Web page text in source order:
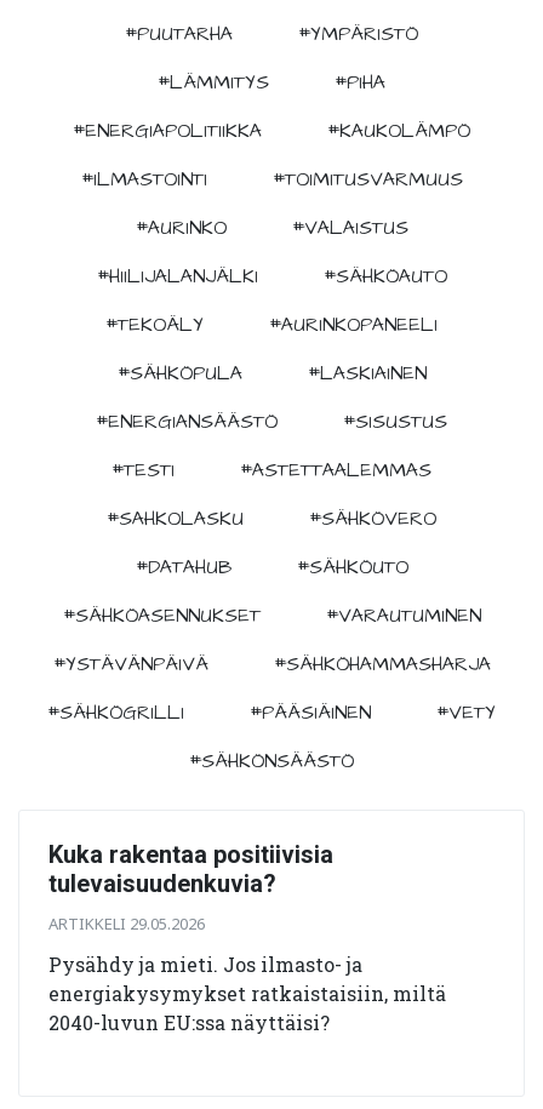
#PUUTARHA
#YMPÄRISTÖ
#LÄMMITYS
#PIHA
#ENERGIAPOLITIIKKA
#KAUKOLÄMPÖ
#ILMASTOINTI
#TOIMITUSVARMUUS
#AURINKO
#VALAISTUS
#HIILIJALANJÄLKI
#SÄHKÖAUTO
#TEKOÄLY
#AURINKOPANEELI
#SÄHKÖPULA
#LASKIAINEN
#ENERGIANSÄÄSTÖ
#SISUSTUS
#TESTI
#ASTETTAALEMMAS
#SAHKOLASKU
#SÄHKÖVERO
#DATAHUB
#SÄHKÖUTO
#SÄHKÖASENNUKSET
#VARAUTUMINEN
#YSTÄVÄNPÄIVÄ
#SÄHKÖHAMMASHARJA
#SÄHKÖGRILLI
#PÄÄSIÄINEN
#VETY
#SÄHKÖNSÄÄSTÖ
Kuka rakentaa positiivisia
tulevaisuudenkuvia?
ARTIKKELI 29.05.2026
Pysähdy ja mieti. Jos ilmasto- ja
energiakysymykset ratkaistaisiin, miltä
2040-luvun EU:ssa näyttäisi?